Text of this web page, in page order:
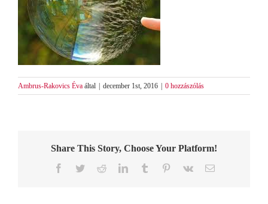
Ambrus-Rakovics Éva által | december 1st, 2016 | 0 hozzászólás
Share This Story, Choose Your Platform!
Facebook
TwitterRedditLinkedInTumblr Pinterest
Vk Email: